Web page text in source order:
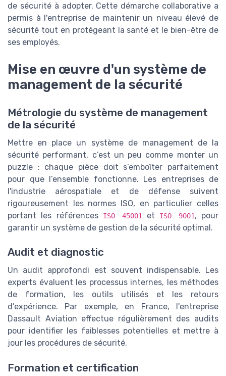
de sécurité à adopter. Cette démarche collaborative a
permis à l'entreprise de maintenir un niveau élevé de
sécurité tout en protégeant la santé et le bien-être de
ses employés.
Mise en œuvre d'un système de
management de la sécurité
Métrologie du système de management
de la sécurité
Mettre en place un système de management de la
sécurité performant, c’est un peu comme monter un
puzzle : chaque pièce doit s’emboîter parfaitement
pour que l’ensemble fonctionne. Les entreprises de
l'industrie aérospatiale et de défense suivent
rigoureusement les normes ISO, en particulier celles
portant les références
ISO 45001et ISO 9001, pour
garantir un système de gestion de la sécurité optimal.
Audit et diagnostic
Un audit approfondi est souvent indispensable. Les
experts évaluent les processus internes, les méthodes
de formation, les outils utilisés et les retours
d’expérience. Par exemple, en France, l'entreprise
Dassault Aviation effectue régulièrement des audits
pour identifier les faiblesses potentielles et mettre à
jour les procédures de sécurité.
Formation et certification